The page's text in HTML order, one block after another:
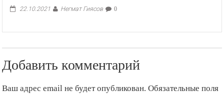
22.10.2021 Негмат Гиясов 0
Добавить комментарий
Ваш адрес email не будет опубликован. Обязательные поля